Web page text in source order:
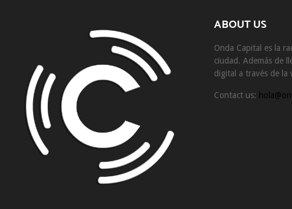
ABOUT US
Onda Capital es la
ciudad. Además de
digital a través de la
Contact us: